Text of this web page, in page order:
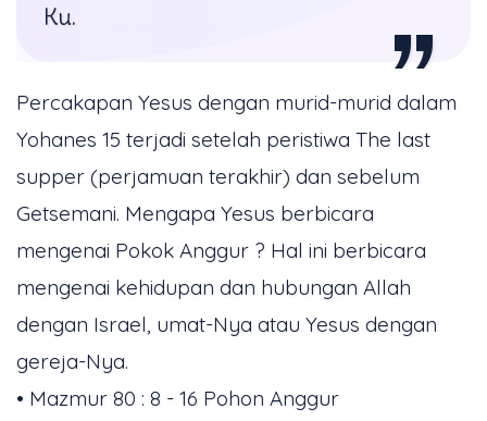
Ku.
Percakapan Yesus dengan murid-murid dalam
Yohanes 15 terjadi setelah peristiwa The last
supper (perjamuan terakhir) dan sebelum
Getsemani. Mengapa Yesus berbicara
mengenai Pokok Anggur ? Hal ini berbicara
mengenai kehidupan dan hubungan Allah
dengan Israel, umat-Nya atau Yesus dengan
gereja-Nya.
• Mazmur 80 : 8 - 16 Pohon Anggur